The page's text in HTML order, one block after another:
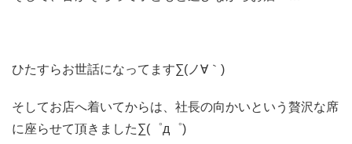
ひたすらお世話になってます∑(ノ∀｀)
そしてお店へ着いてからは、社長の向かいという贅沢な席
に座らせて頂きました∑(゜д゜)